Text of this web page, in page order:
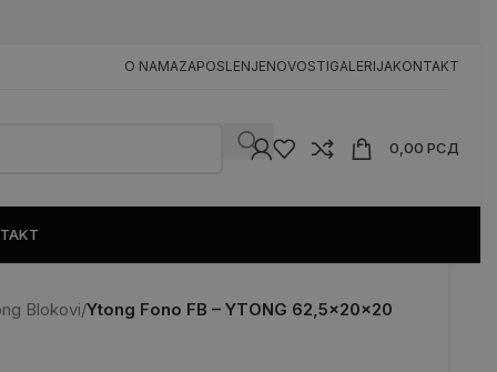
O NAMAZAPOSLENJENOVOSTIGALERIJAKONTAKT
0,00 РСД
Blokovi/Ytong Fono FB – YTONG 62,5x20x20